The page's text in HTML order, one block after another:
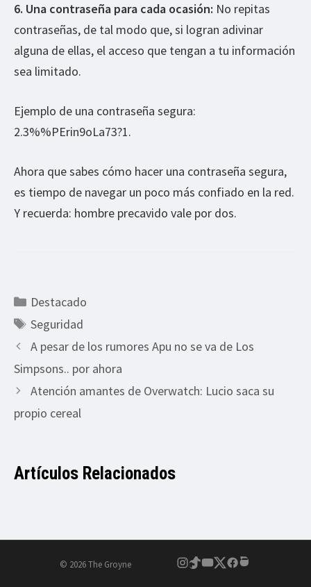
6. Una contraseña para cada ocasión: No repitas
contraseñas, de tal modo que, si logran adivinar
alguna de ellas, el acceso que tengan a tu información
sea limitado.
Ejemplo de una contraseña segura:
2.3%%PErin9oLa73?1.
Ahora que sabes cómo hacer una contraseña segura,
es tiempo de navegar un poco más confiado en la red.
Y recuerda: hombre precavido vale por dos.
Categorías
Destacado
Etiquetas
Seguridad
A pesar de los rumores Apu no se va de Los
Simpsons.. por ahora
Atención amantes de Overwatch: Lucio saca su
propio cereal
Artículos Relacionados
© 2026 The Groyne